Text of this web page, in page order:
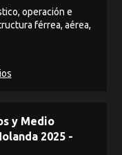
operación e
férrea, aérea,
y Medio
2025 -